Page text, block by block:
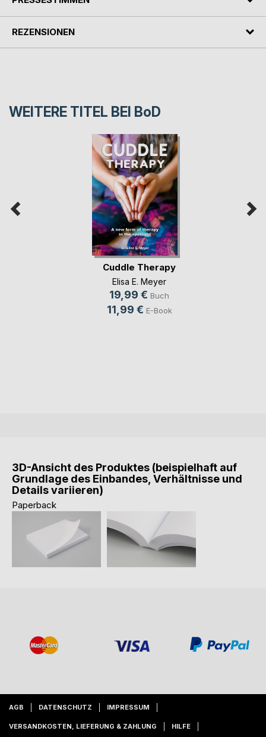
REZENSIONEN
WEITERE TITEL BEI BoD
Cuddle Therapy
Elisa E. Meyer
19,99 € Buch
11,99 € E-Book
3D-Ansicht des Produktes (beispielhaft auf
Grundlage des Einbandes, Verhältnisse und
Details variieren)
Paperback
AGB DATENSCHUTZ IMPRESSUM
VERSANDKOSTEN, LIEFERUNG & ZAHLUNG HILFE